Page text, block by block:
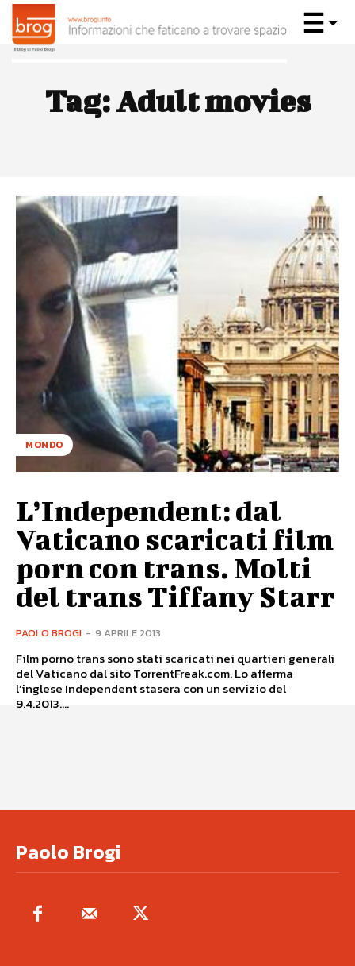
Tag:Adult movies
MONDO
L’Independent: dal
Vaticano scaricati film
porn con trans. Molti
del trans Tiffany Starr
PAOLO BROGI - 9 APRILE 2013
Film porno trans sono stati scaricati nei quartieri generali
del Vaticano dal sito TorrentFreak.com. Lo afferma
l’inglese Independent stasera con un servizio del
9.4.2013....
Paolo Brogi